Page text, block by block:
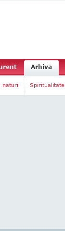
Arhiva
naturii Spiritualitate